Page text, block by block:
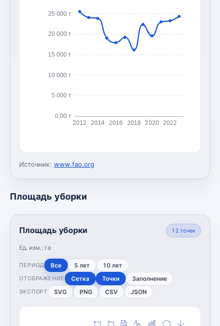
0,00 т
5 000 т
10 000 т
15 000 т
20 000 т
25 000 т
2012 2014 2016 2018 2020 2022
Источник: www.fao.org
Площадь уборки
Площадь уборки
Ед. изм.: га
12 точек
ПЕРИОД Все 5 лет 10 лет
ОТОБРАЖЕНИЕ Сетка Точки Заполнение
ЭКСПОРТ SVG PNG CSV JSON